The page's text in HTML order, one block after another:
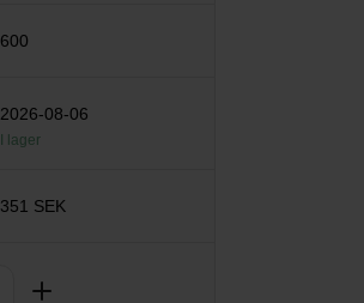
600
2026-08-06
I lager
351 SEK